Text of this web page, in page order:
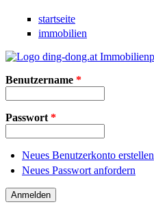
Direkt zum Inhalt
startseite
immobilien
Benutzername *
Passwort *
Neues Benutzerkonto erstellen
Neues Passwort anfordern